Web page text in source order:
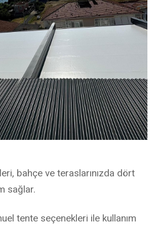
bahçe ve teraslarınızda dört
sağlar.
tente seçenekleri ile kullanım